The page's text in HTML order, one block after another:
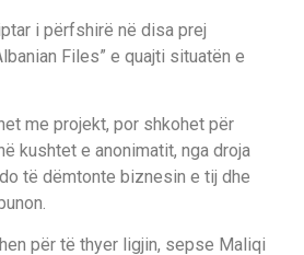
i përfshirë në disa prej
Files” e quajti situatën e
me projekt, por shkohet për
kushtet e anonimatit, nga droja
të dëmtonte biznesin e tij dhe
për të thyer ligjin, sepse Maliqi